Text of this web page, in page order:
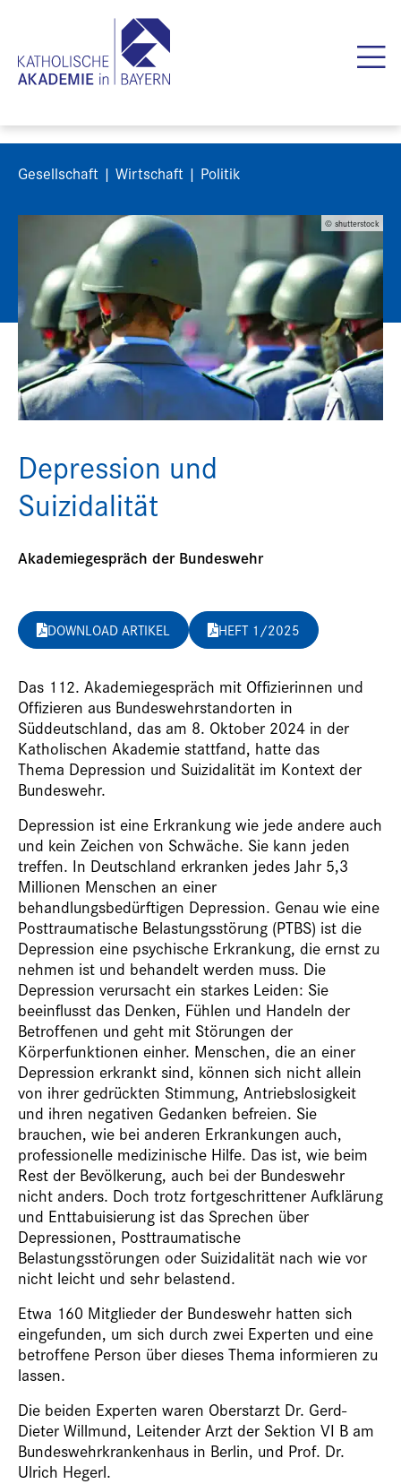
Gesellschaft | Wirtschaft | Politik
Depression und
Suizidalität
Akademiegespräch der Bundeswehr
DOWNLOAD ARTIKEL HEFT 1/2025
© shutterstock
Das 112. Akademiegespräch mit Offizierinnen und
Offizieren aus Bundeswehrstandorten in
Süddeutschland, das am 8. Oktober 2024 in der
Katholischen Akademie stattfand, hatte das
Thema Depression und Suizidalität im Kontext der
Bundeswehr.
Depression ist eine Erkrankung wie jede andere auch
und kein Zeichen von Schwäche. Sie kann jeden
treffen. In Deutschland erkranken jedes Jahr 5,3
Millionen Menschen an einer
behandlungsbedürftigen Depression. Genau wie eine
Posttraumatische Belastungsstörung (PTBS) ist die
Depression eine psychische Erkrankung, die ernst zu
nehmen ist und behandelt werden muss. Die
Depression verursacht ein starkes Leiden: Sie
beeinflusst das Denken, Fühlen und Handeln der
Betroffenen und geht mit Störungen der
Körperfunktionen einher. Menschen, die an einer
Depression erkrankt sind, können sich nicht allein
von ihrer gedrückten Stimmung, Antriebslosigkeit
und ihren negativen Gedanken befreien. Sie
brauchen, wie bei anderen Erkrankungen auch,
professionelle medizinische Hilfe. Das ist, wie beim
Rest der Bevölkerung, auch bei der Bundeswehr
nicht anders. Doch trotz fortgeschrittener Aufklärung
und Enttabuisierung ist das Sprechen über
Depressionen, Posttraumatische
Belastungsstörungen oder Suizidalität nach wie vor
nicht leicht und sehr belastend.
Etwa 160 Mitglieder der Bundeswehr hatten sich
eingefunden, um sich durch zwei Experten und eine
betroffene Person über dieses Thema informieren zu
lassen.
Die beiden Experten waren Oberstarzt Dr. Gerd-
Dieter Willmund, Leitender Arzt der Sektion VI B am
Bundeswehrkrankenhaus in Berlin, und Prof. Dr.
Ulrich Hegerl.